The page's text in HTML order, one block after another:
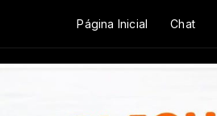
Página Inicial Chat